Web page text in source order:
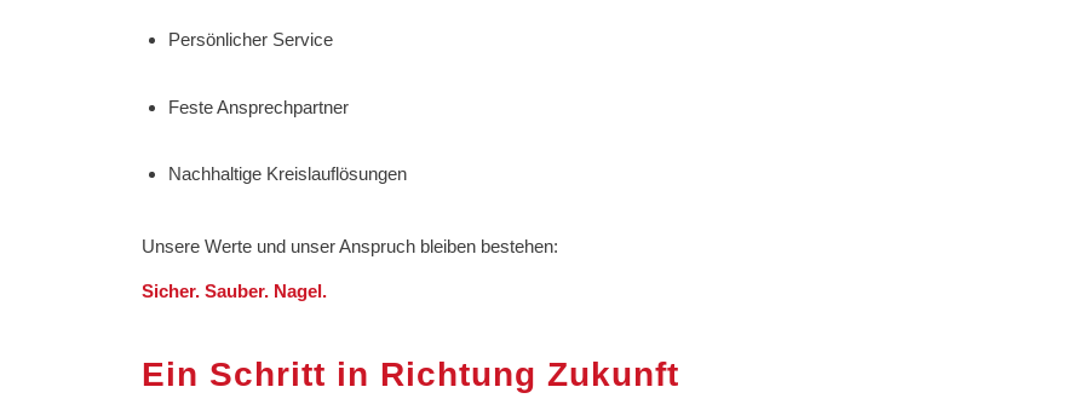
Persönlicher Service
Feste Ansprechpartner
Nachhaltige Kreislauflösungen
Unsere Werte und unser Anspruch bleiben bestehen:
Sicher. Sauber. Nagel.
Ein Schritt in Richtung Zukunft